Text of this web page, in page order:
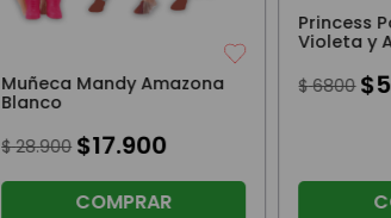
Muñeca Mandy Amazona
Blanco
$ 28.900 $17.900
COMPRAR
Princess
Violeta y
$ 6800 $